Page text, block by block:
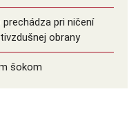
pri ničení
obrany
šokom